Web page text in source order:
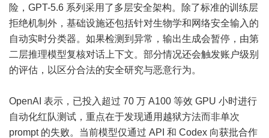
险，GPT-5.6 系列采用了多层安全架构。除了标准的训练层
拒绝机制外，基础设施还包括针对生物学和网络安全输入的
自动实时分类器。如果检测到异常，输出生成会暂停，由第
二层推理模型复核对话上下文。部分情况还会触发账户级别
的评估，以区分合法的安全研究与恶意行为。
OpenAI 表示，已投入超过 70 万 A100 等效 GPU 小时进行
自动化红队测试，重点在于发现通用越狱方法而非单次
prompt 的失败。当前模型仅通过 API 和 Codex 向获批合作